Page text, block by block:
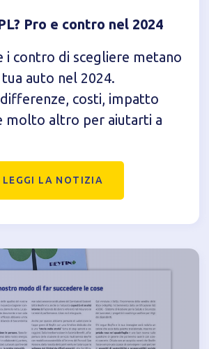
Pro e contro nel 2024
i contro di scegliere metano
auto nel 2024.
costi, impatto
molto altro per aiutarti a
LEGGI LA NOTIZIA
Cookie
Privacy Policy
la navigazione del sito)
l'utilizzo di cookie analitici di terze parti